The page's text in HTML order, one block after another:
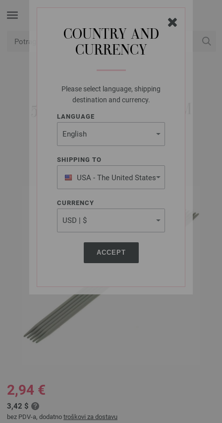
COUNTRY AND
CURRENCY
Please select language, shipping
destination and currency.
LANGUAGE
SHIPPING TO
USA - The United States
of America
CURRENCY
ACCEPT
LANA GROSSA
5 IGALA ALUMINIJUM
3,5/20CM
2,94 €
3,42 $
bez PDV-a, dodatno troškovi za dostavu